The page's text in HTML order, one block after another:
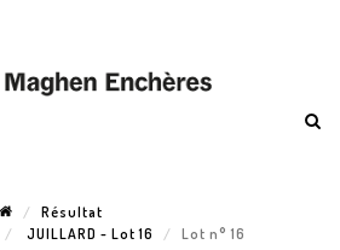
Résultat
JUILLARD - Lot 16
Lot n° 16